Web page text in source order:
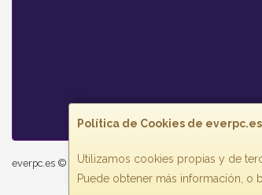
Política de Cookies de everpc.es
Utilizamos cookies propias y de
Puede obtener más información, o
everpc.es © 2026